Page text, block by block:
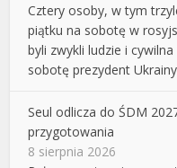
Cztery osoby, w tym
piątku na sobotę w
byli zwykli ludzie i
sobotę prezydent
Seul odlicza do ŚDM
przygotowania
8 sierpnia 2026